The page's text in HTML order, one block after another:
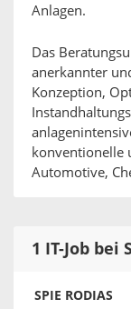
Anlagen.
Das
anerkannter
Konzeption,
konventionelle
Automotive,
1 IT-Job bei
SPIE RODIAS